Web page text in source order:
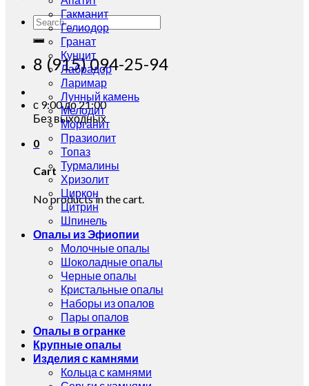
Search
for:
8 (915) 094-25-94
с 9:00 до 21:00
Без выходных
0
Cart
No products in the cart.
Гакманит
Гелиодор
Гранат
Кунцит
Лабрадор
Ларимар
Лунный камень
Мелодит
Морганит
Празиолит
Топаз
Турмалины
Хризолит
Циркон
Цитрин
Шпинель
Опалы из Эфиопии
Молочные опалы
Шоколадные опалы
Черные опалы
Кристальные опалы
Наборы из опалов
Пары опалов
Опалы в огранке
Крупные опалы
Изделия с камнями
Кольца с камнями